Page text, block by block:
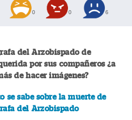
0 0 6
del Arzobispado de
por sus compañeros ¿a
de hacer imágenes?
se sabe sobre la muerte de
del Arzobispado